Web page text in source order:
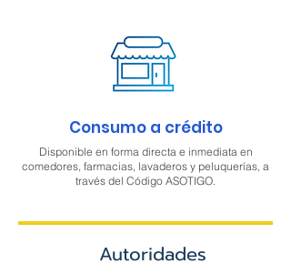
Consumo a crédito
Disponible en forma directa e inmediata en
comedores, farmacias, lavaderos y peluquerías, a
través del Código ASOTIGO.
Autoridades